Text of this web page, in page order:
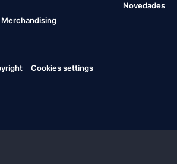
Novedades
Cookies settings